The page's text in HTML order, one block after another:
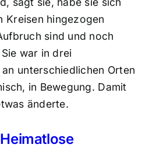
Kreisen hingezogen
sind und noch
war in drei
unterschiedlichen Orten
in Bewegung. Damit
änderte.